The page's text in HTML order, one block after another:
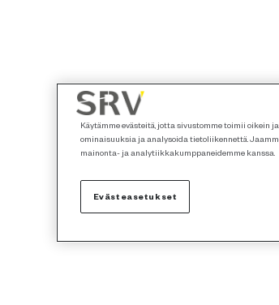
Käytämme evästeitä, jotta sivustomme toimii oikein
ominaisuuksia ja analysoida tietoliikennettä.
mainonta- ja analytiikkakumppaneidemme kanssa.
Evästeasetukset